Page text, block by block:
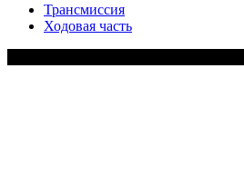
Трансмиссия
Ходовая часть